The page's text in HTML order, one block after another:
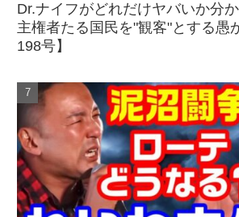
Dr.ナイフがどれだけヤバいか分か
主権者たる国民を"観客"とする愚
198号】